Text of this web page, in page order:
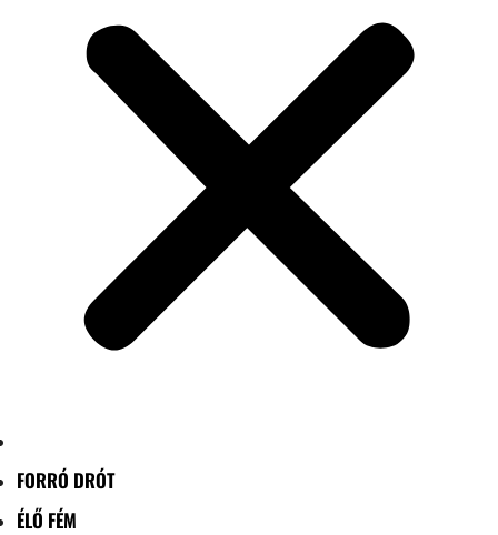
FORRÓ DRÓT
ÉLŐ FÉM